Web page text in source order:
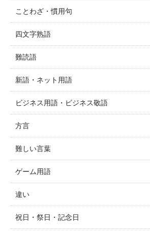
ことわざ・慣用句
四文字熟語
難読語
新語・ネット用語
ビジネス用語・ビジネス敬語
方言
難しい言葉
ゲーム用語
違い
祝日・祭日・記念日